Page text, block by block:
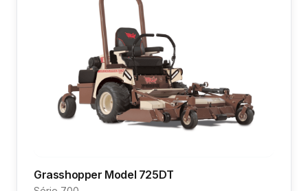
Grasshopper Model 725DT